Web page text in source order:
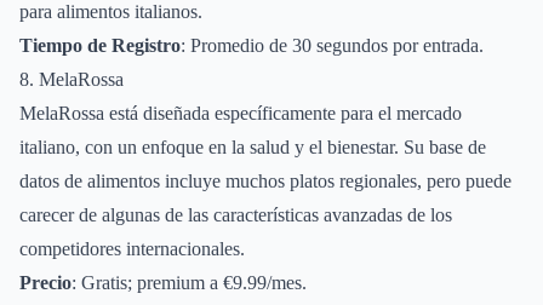
para alimentos italianos.
Tiempo de Registro: Promedio de 30 segundos por entrada.
8. MelaRossa
MelaRossa está diseñada específicamente para el mercado
italiano, con un enfoque en la salud y el bienestar. Su base de
datos de alimentos incluye muchos platos regionales, pero puede
carecer de algunas de las características avanzadas de los
competidores internacionales.
Precio: Gratis; premium a €9.99/mes.